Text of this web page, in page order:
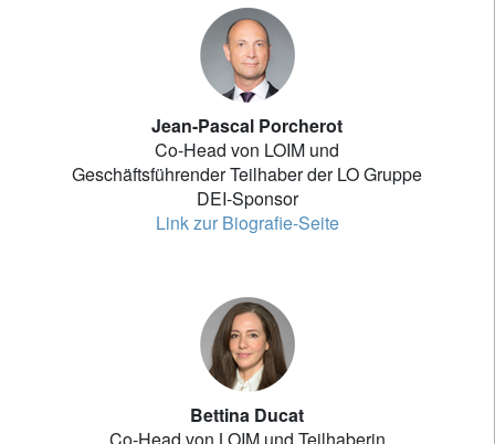
Jean-Pascal Porcherot
Co-Head von LOIM und
Geschäftsführender Teilhaber der LO Gruppe
DEI-Sponsor
Link zur Biografie-Seite
Bettina Ducat
Co-Head von LOIM und Teilhaberin